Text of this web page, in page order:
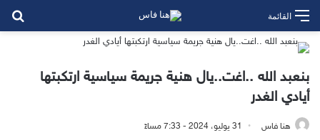
القائمة
بنعبد الله ..اغت..يال هنية جريمة سياسية ارتكبتها
أيادي الغدر
هنا فاس 31 يوليو، 2024 - 7:33 مساءً